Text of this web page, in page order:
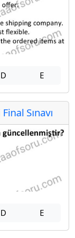
D E
Sınavı
D E